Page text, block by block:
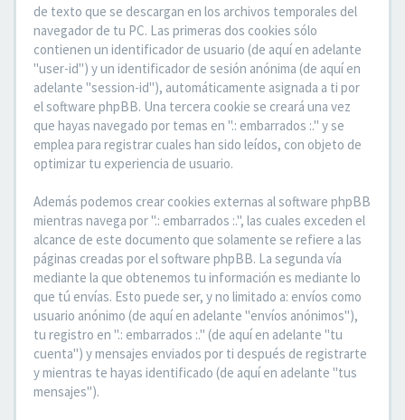
de texto que se descargan en los archivos temporales del
navegador de tu PC. Las primeras dos cookies sólo
contienen un identificador de usuario (de aquí en adelante
"user-id") y un identificador de sesión anónima (de aquí en
adelante "session-id"), automáticamente asignada a ti por
el software phpBB. Una tercera cookie se creará una vez
que hayas navegado por temas en ".: embarrados :." y se
emplea para registrar cuales han sido leídos, con objeto de
optimizar tu experiencia de usuario.
Además podemos crear cookies externas al software phpBB
mientras navega por ".: embarrados :.", las cuales exceden el
alcance de este documento que solamente se refiere a las
páginas creadas por el software phpBB. La segunda vía
mediante la que obtenemos tu información es mediante lo
que tú envías. Esto puede ser, y no limitado a: envíos como
usuario anónimo (de aquí en adelante "envíos anónimos"),
tu registro en ".: embarrados :." (de aquí en adelante "tu
cuenta") y mensajes enviados por ti después de registrarte
y mientras te hayas identificado (de aquí en adelante "tus
mensajes").